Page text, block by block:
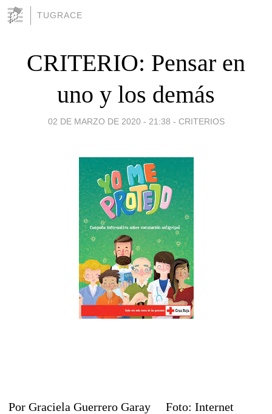
TUGRACE
CRITERIO: Pensar en
uno y los demás
02 DE MARZO DE 2020 - 21:38 - CRITERIOS
Por Graciela Guerrero Garay Foto: Internet